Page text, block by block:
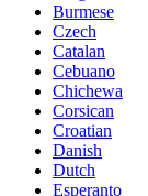
Burmese
Czech
Catalan
Cebuano
Chichewa
Corsican
Croatian
Danish
Dutch
Esperanto